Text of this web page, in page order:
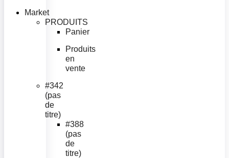
Market
PRODUITS
Panier
Produits
en
vente
#342
(pas
de
titre)
#388
(pas
de
titre)